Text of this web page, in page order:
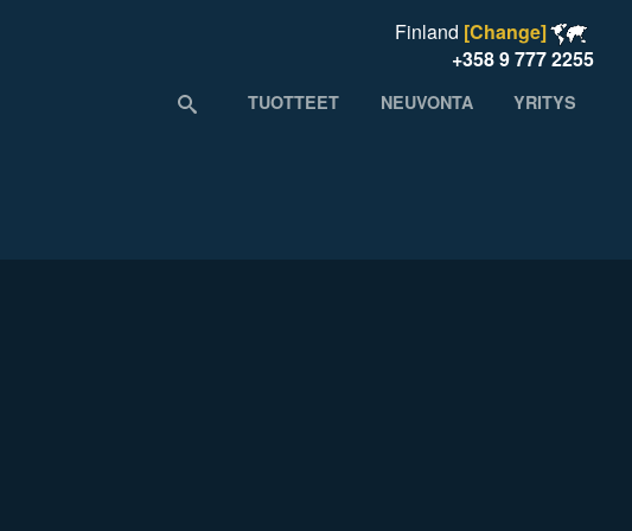
Finland [Change]
+358 9 777 2255
TUOTTEET NEUVONTA YRITYS